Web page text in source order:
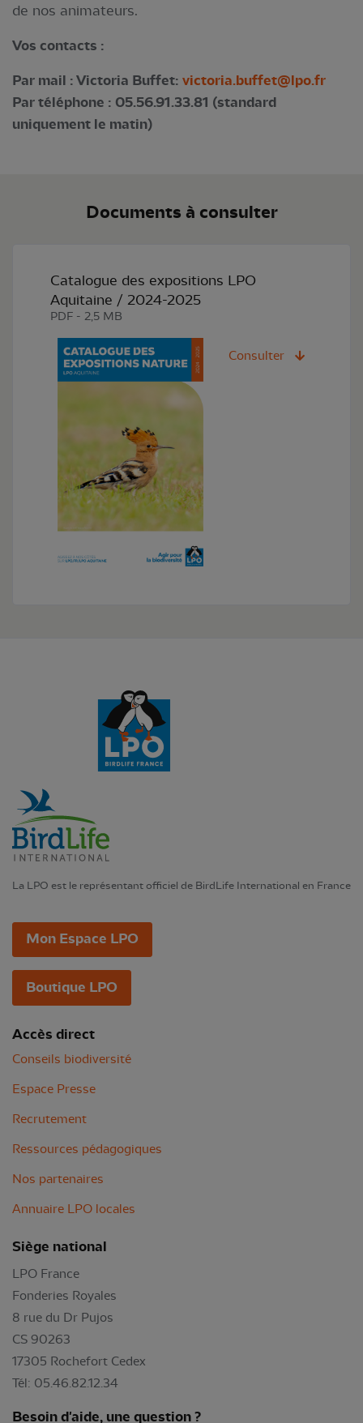
de nos animateurs.
Vos contacts :
Par mail : Victoria Buffet: victoria.buffet@lpo.fr
Par téléphone : 05.56.91.33.81 (standard
uniquement le matin)
Documents à consulter
Catalogue des expositions LPO
Aquitaine / 2024-2025
PDF - 2,5 MB
Consulter
La LPO est le représentant officiel de BirdLife International en France
Mon Espace LPO
Boutique LPO
Accès direct
Conseils biodiversité
Espace Presse
Recrutement
Ressources pédagogiques
Nos partenaires
Annuaire LPO locales
Siège national
LPO France
Fonderies Royales
8 rue du Dr Pujos
CS 90263
17305 Rochefort Cedex
Tél: 05.46.82.12.34
Besoin d'aide, une question ?